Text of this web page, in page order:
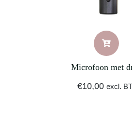
Microfoon met
€10,00 excl.